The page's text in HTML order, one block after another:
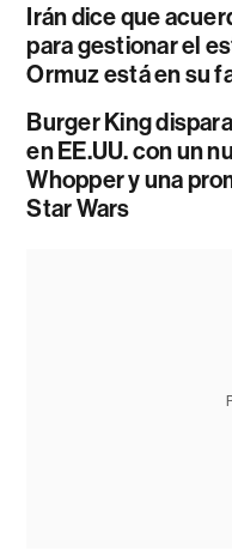
Irán dice que
para gestionar el
Ormuz está en su
Burger King
en EE.UU. con un
Whopper y una
Star Wars